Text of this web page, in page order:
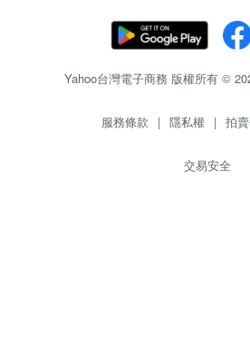
Yahoo台灣電子商務 版權所有 ©
服務條款 | 隱私權 | 拍
交易安全